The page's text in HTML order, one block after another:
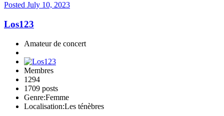
Posted July 10, 2023
Los123
Amateur de concert
Membres
1294
1709 posts
Genre:Femme
Localisation:Les ténèbres